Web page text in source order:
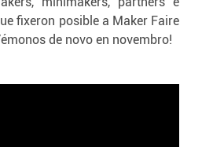
fixeron posible a Maker Faire
de novo en novembro!